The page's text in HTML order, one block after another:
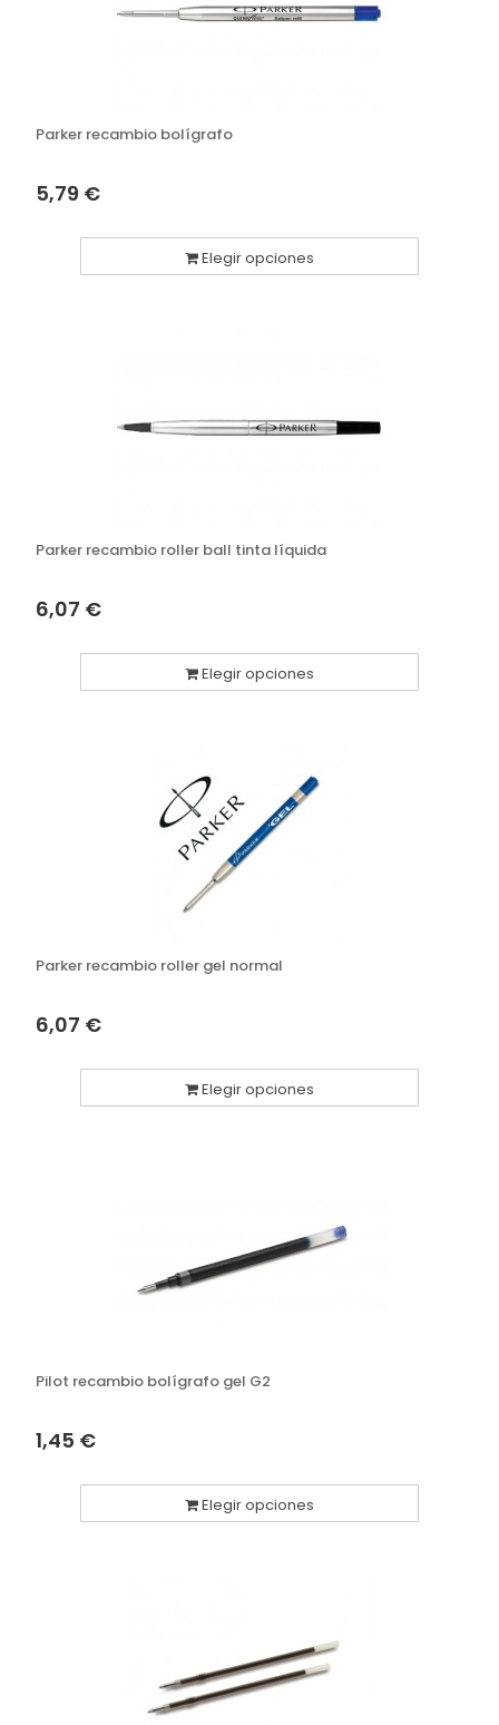
Parker recambio bolígrafo
5,79 €
Elegir opciones
Parker recambio roller ball tinta líquida
6,07 €
Elegir opciones
Parker recambio roller gel normal
6,07 €
Elegir opciones
Pilot recambio bolígrafo gel G2
1,45 €
Elegir opciones